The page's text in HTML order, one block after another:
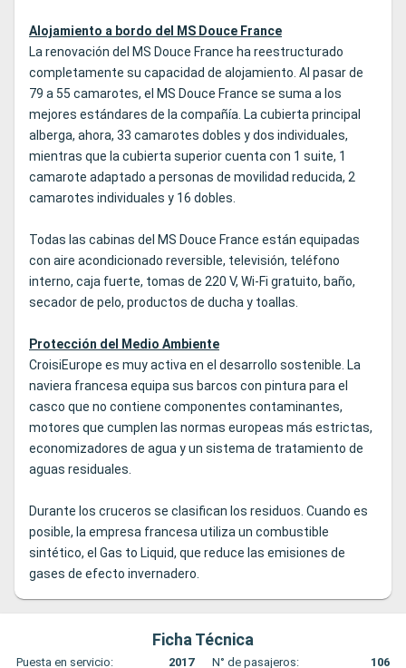
Alojamiento a bordo del MS Douce France
La renovación del MS Douce France ha reestructurado
completamente su capacidad de alojamiento. Al pasar de
79 a 55 camarotes, el MS Douce France se suma a los
mejores estándares de la compañía. La cubierta principal
alberga, ahora, 33 camarotes dobles y dos individuales,
mientras que la cubierta superior cuenta con 1 suite, 1
camarote adaptado a personas de movilidad reducida, 2
camarotes individuales y 16 dobles.
Todas las cabinas del MS Douce France están equipadas
con aire acondicionado reversible, televisión, teléfono
interno, caja fuerte, tomas de 220 V, Wi-Fi gratuito, baño,
secador de pelo, productos de ducha y toallas.
Protección del Medio Ambiente
CroisiEurope es muy activa en el desarrollo sostenible. La
naviera francesa equipa sus barcos con pintura para el
casco que no contiene componentes contaminantes,
motores que cumplen las normas europeas más estrictas,
economizadores de agua y un sistema de tratamiento de
aguas residuales.
Durante los cruceros se clasifican los residuos. Cuando es
posible, la empresa francesa utiliza un combustible
sintético, el Gas to Liquid, que reduce las emisiones de
gases de efecto invernadero.
Ficha Técnica
Puesta en servicio: 2017 N° de pasajeros:
106